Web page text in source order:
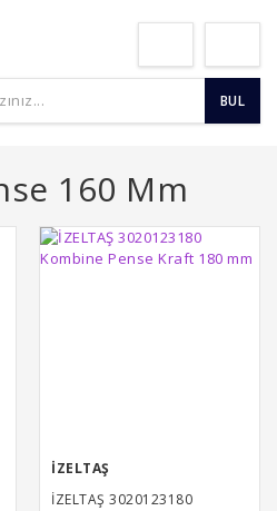
BUL
160 Mm
İZELTAŞ
İZELTAŞ 3020123180